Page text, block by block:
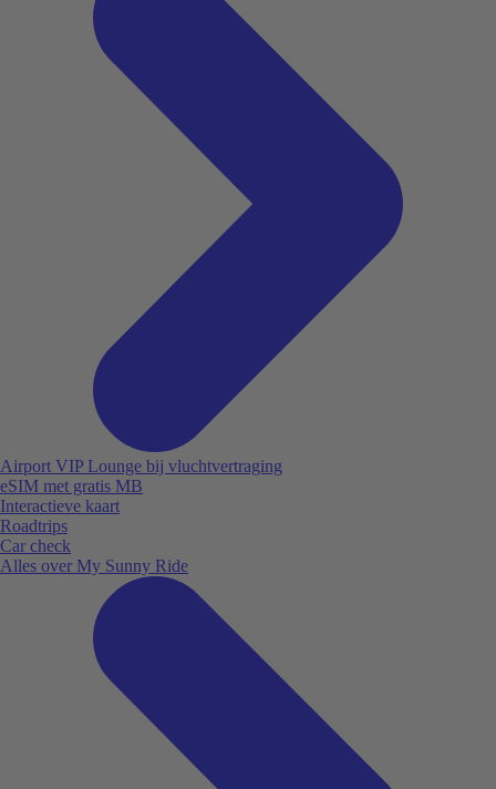
Airport VIP Lounge bij vluchtvertraging
eSIM met gratis MB
Interactieve kaart
Roadtrips
Car check
Alles over My Sunny Ride